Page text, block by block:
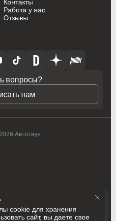
cookie для хранения
сайт, вы даете свое
Контакты
Работа у нас
Отзывы
вопросы?
нам
Автотаун